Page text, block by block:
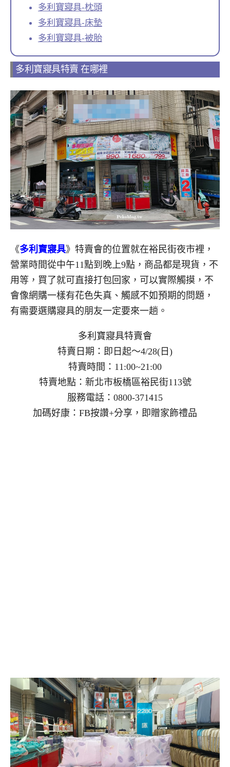
多利寶寢具-枕頭
多利寶寢具-床墊
多利寶寢具-被胎
多利寶寢具特賣 在哪裡
《多利寶寢具》特賣會的位置就在裕民街夜市裡，
營業時間從中午11點到晚上9點，商品都是現貨，不
用等，買了就可直接打包回家，可以實際觸摸，不
會像網購一樣有花色失真、觸感不如預期的問題，
有需要選購寢具的朋友一定要來一趟。
多利寶寢具特賣會
特賣日期：即日起～4/28(日)
特賣時間：11:00~21:00
特賣地點：新北市板橋區裕民街113號
服務電話：0800-371415
加碼好康：FB按讚+分享，即贈家飾禮品